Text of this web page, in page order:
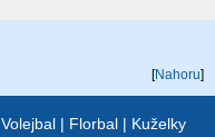
[Nahoru]
Volejbal | Florbal | Kuželky